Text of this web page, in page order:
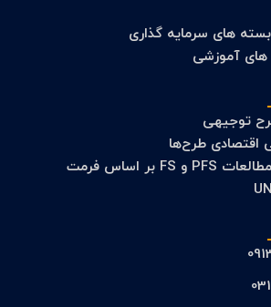
های سرمایه گذاری
های آموزشی
توجیهی
اقتصادی طرح‌ها
اصول تهیه مطالعات PFS و FS بر اساس فرمت